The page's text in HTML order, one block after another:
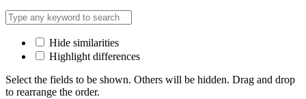
Hide similarities
Highlight differences
Select the fields to be shown. Others will be hidden. Drag and drop
to rearrange the order.